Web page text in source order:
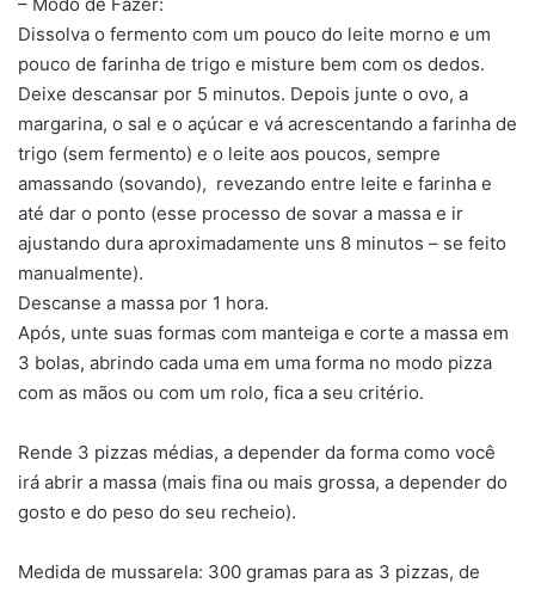
Dissolva o fermento com um pouco do leite morno e um
pouco de farinha de trigo e misture bem com os dedos.
Deixe descansar por 5 minutos. Depois junte o ovo, a
margarina, o sal e o açúcar e vá acrescentando a farinha de
trigo (sem fermento) e o leite aos poucos, sempre
amassando (sovando), revezando entre leite e farinha e
até dar o ponto (esse processo de sovar a massa e ir
ajustando dura aproximadamente uns 8 minutos – se feito
manualmente).
Descanse a massa por 1 hora.
Após, unte suas formas com manteiga e corte a massa em
3 bolas, abrindo cada uma em uma forma no modo pizza
com as mãos ou com um rolo, fica a seu critério.
Rende 3 pizzas médias, a depender da forma como você
irá abrir a massa (mais fina ou mais grossa, a depender do
gosto e do peso do seu recheio).
Medida de mussarela: 300 gramas para as 3 pizzas, de